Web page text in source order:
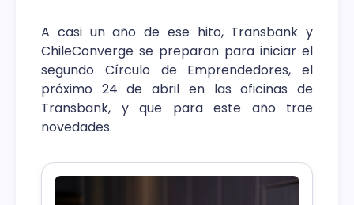
A casi un año de ese hito, Transbank y
ChileConverge se preparan para iniciar el
segundo Círculo de Emprendedores, el
próximo 24 de abril en las oficinas de
Transbank, y que para este año trae
novedades.